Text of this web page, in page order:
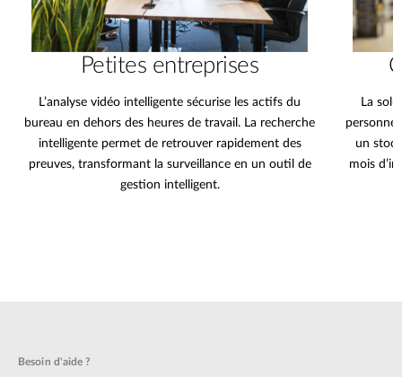
Petites entreprises
L’analyse vidéo intelligente sécurise les actifs du
bureau en dehors des heures de travail. La recherche
intelligente permet de retrouver rapidement des
preuves, transformant la surveillance en un outil de
gestion intelligent.
La
un
mois
Besoin d'aide ?